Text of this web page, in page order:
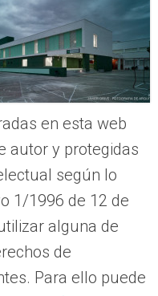
en esta web
autor y protegidas
según lo
1/1996 de 12 de
alguna de
de
Para ello puede